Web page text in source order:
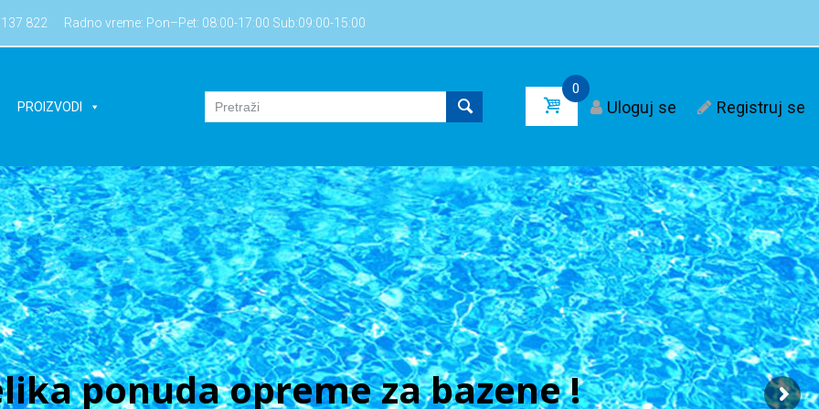
822 Radno vreme: Pon–Pet: 08:00-17:00 Sub:09:00-15:00
PROIZVODI
0
Uloguj se Registruj se
ponuda opreme za bazene !